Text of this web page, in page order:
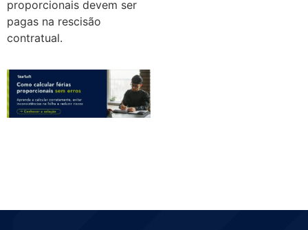
proporcionais devem ser
pagas na rescisão
contratual.